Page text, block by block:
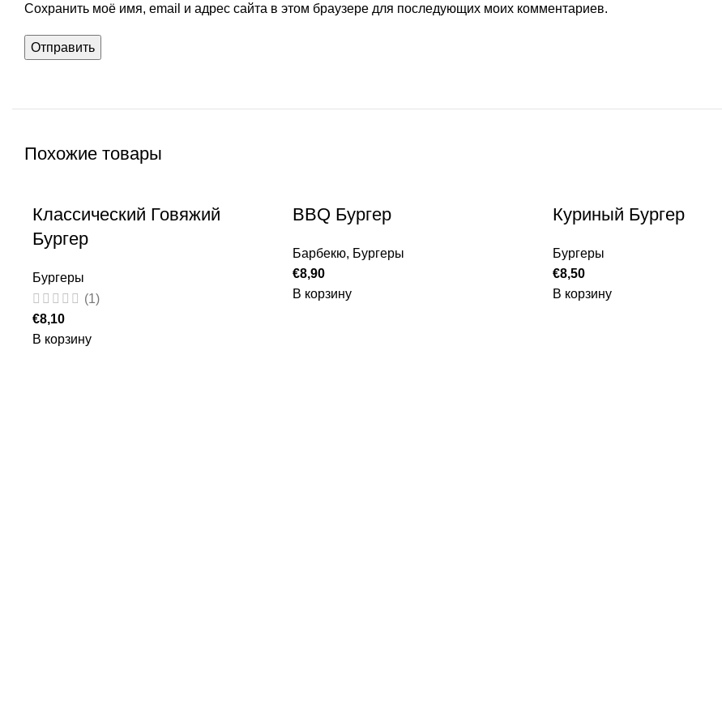
Сохранить моё имя, email и адрес сайта в этом браузере для последующих моих комментариев.
Похожие товары
Классический Говяжий
Бургер
Бургеры
(1)
€8,10
В корзину
BBQ Бургер
Барбекю, Бургеры
€8,90
В корзину
Куриный Бургер
Бургеры
€8,50
В корзину